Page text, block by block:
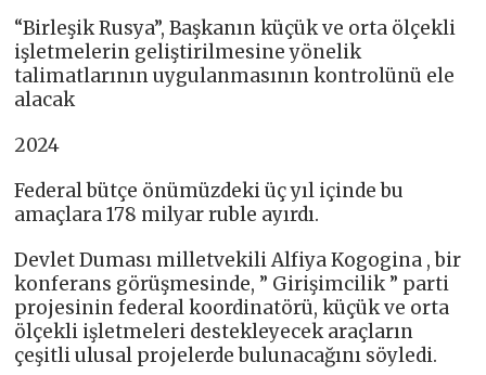
“Birleşik Rusya”, Başkanın küçük ve orta ölçekli
işletmelerin geliştirilmesine yönelik
talimatlarının uygulanmasının kontrolünü ele
alacak
2024
Federal bütçe önümüzdeki üç yıl içinde bu
amaçlara 178 milyar ruble ayırdı.
Devlet Duması milletvekili Alfiya Kogogina , bir
konferans görüşmesinde, ” Girişimcilik ” parti
projesinin federal koordinatörü, küçük ve orta
ölçekli işletmeleri destekleyecek araçların
çeşitli ulusal projelerde bulunacağını söyledi.